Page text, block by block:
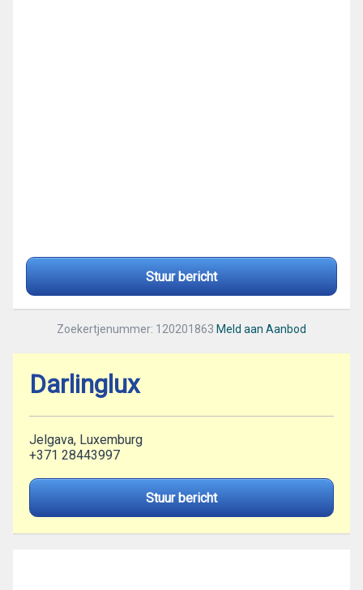
Stuur bericht
Zoekertjenummer: 120201863 Meld aan Aanbod
Darlinglux
Jelgava, Luxemburg
+371 28443997
Stuur bericht